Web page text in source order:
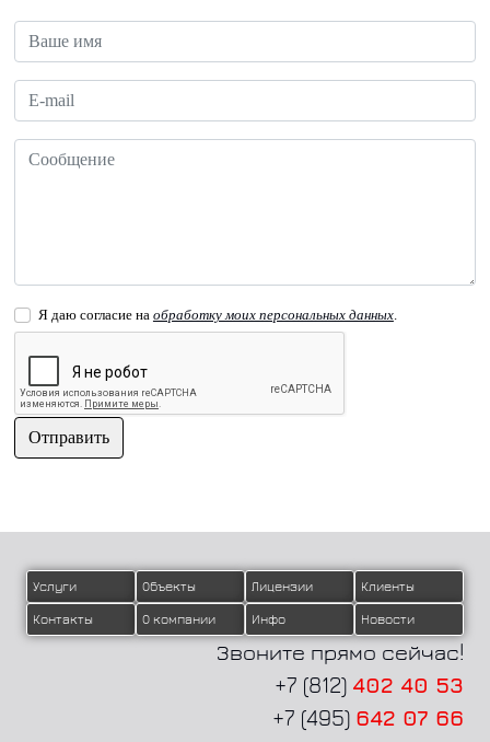
Я даю согласие на обработку моих персональных данных.
Отправить
МЕНЮ В ПОДВАЛЕ
Услуги Объекты Лицензии
Клиенты
Контакты
О компании Инфо Новости
Звоните прямо сейчас!
+7 (812) 402 40 53
+7 (495) 642 07 66